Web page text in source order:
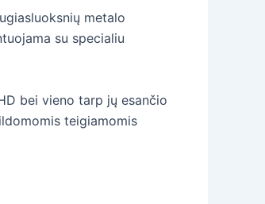
metalo
su specialiu
bei vieno tarp jų esančio
teigiamomis